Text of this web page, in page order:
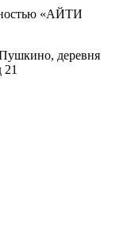
«АЙТИ
деревня
21